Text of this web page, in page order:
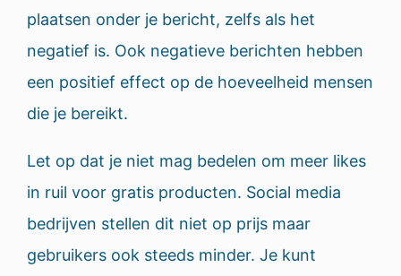
plaatsen onder je bericht, zelfs als het
negatief is. Ook negatieve berichten hebben
een positief effect op de hoeveelheid mensen
die je bereikt.
Let op dat je niet mag bedelen om meer likes
in ruil voor gratis producten. Social media
bedrijven stellen dit niet op prijs maar
gebruikers ook steeds minder. Je kunt